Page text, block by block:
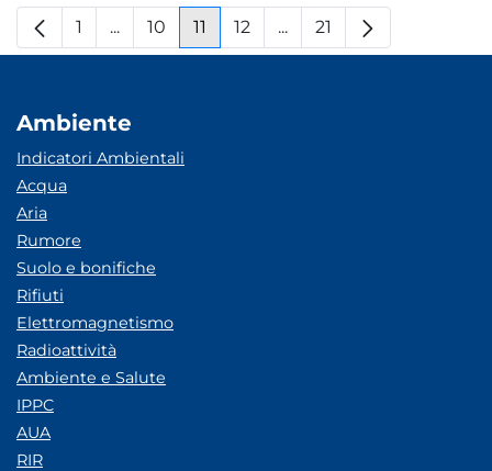
Pagina
1 ...Pagine intermedie
Pagina
10 Pagina
11 Pagina
12 ...Pagine intermedie
Pagina
21
Ambiente
Indicatori Ambientali
Acqua
Aria
Rumore
Suolo e bonifiche
Rifiuti
Elettromagnetismo
Radioattività
Ambiente e Salute
IPPC
AUA
RIR